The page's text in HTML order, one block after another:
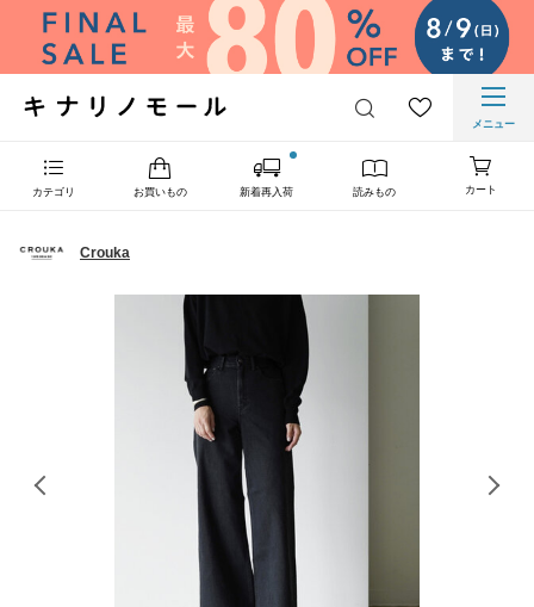
メニュー
カテゴリ お買いもの 新着再入荷 読みもの カート
Crouka